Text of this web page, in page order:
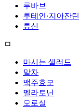
루바브
루테인·지아잔틴
류신
ㅁ
마시는 샐러드
말차
맥주효모
멜라토닌
모로실